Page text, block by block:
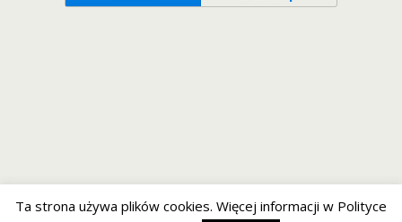
Ta strona używa plików cookies. Więcej informacji w Polityce